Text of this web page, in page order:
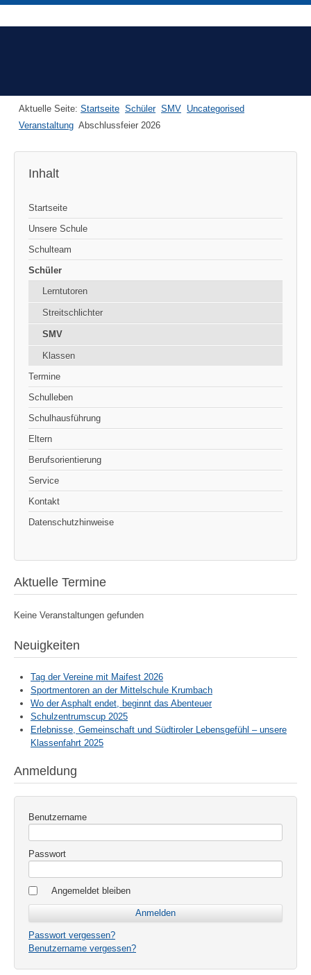
Aktuelle Seite: Startseite Schüler SMV Uncategorised
Veranstaltung Abschlussfeier 2026
Inhalt
Startseite
Unsere Schule
Schulteam
Schüler
Lerntutoren
Streitschlichter
SMV
Klassen
Termine
Schulleben
Schulhausführung
Eltern
Berufsorientierung
Service
Kontakt
Datenschutzhinweise
Aktuelle Termine
Keine Veranstaltungen gefunden
Neuigkeiten
Tag der Vereine mit Maifest 2026
Sportmentoren an der Mittelschule Krumbach
Wo der Asphalt endet, beginnt das Abenteuer
Schulzentrumscup 2025
Erlebnisse, Gemeinschaft und Südtiroler Lebensgefühl – unsere
Klassenfahrt 2025
Anmeldung
Benutzername
Passwort
Angemeldet bleiben
Passwort vergessen?
Benutzername vergessen?